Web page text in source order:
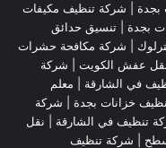
بجدة
شركة تنظيف مكيفات
بجدة
تنسيق حدائق
| شركة مكافحة حشرات
عفش الكويت
شركة
في الشارقة
معلم
خزانات بجدة
شركة
تنظيف في الشارقة
نقل
شركة تنظيف